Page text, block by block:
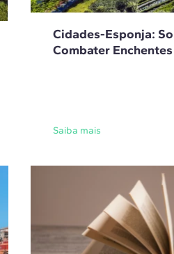
Cidades-Esponja:
Combater
Saiba mais